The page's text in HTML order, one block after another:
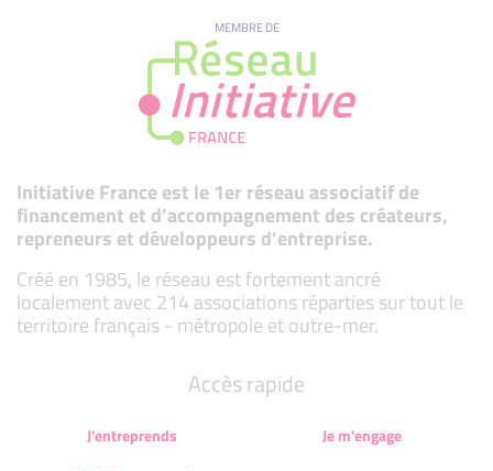
MEMBRE DE
Initiative France est le 1er réseau associatif de
financement et d’accompagnement des créateurs,
repreneurs et développeurs d’entreprise.
Créé en 1985, le réseau est fortement ancré
localement avec 214 associations réparties sur tout le
territoire français - métropole et outre-mer.
Accès rapide
J'entreprends
Je m'engage